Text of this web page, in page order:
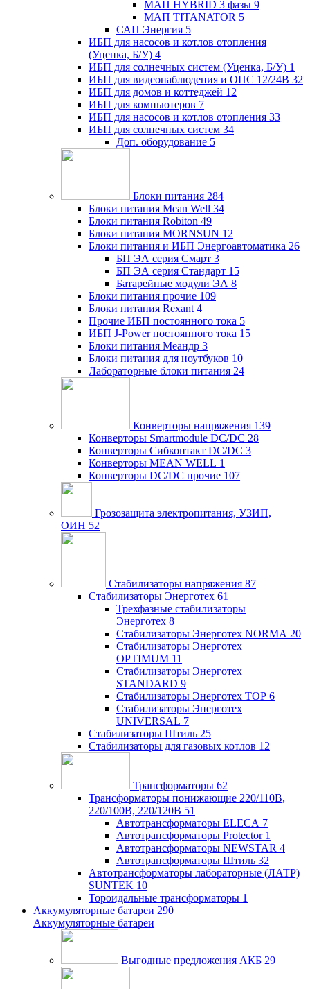
МАП HYBRID 3 фазы 9
МАП TITANATOR 5
САП Энергия 5
ИБП для насосов и котлов отопления
(Уценка, Б/У) 4
ИБП для солнечных систем (Уценка, Б/У) 1
ИБП для видеонаблюдения и ОПС 12/24В 32
ИБП для домов и коттеджей 12
ИБП для компьютеров 7
ИБП для насосов и котлов отопления 33
ИБП для солнечных систем 34
Доп. оборудование 5
Блоки питания 284
Блоки питания Mean Well 34
Блоки питания Robiton 49
Блоки питания MORNSUN 12
Блоки питания и ИБП Энергоавтоматика 26
БП ЭА серия Смарт 3
БП ЭА серия Стандарт 15
Батарейные модули ЭА 8
Блоки питания прочие 109
Блоки питания Rexant 4
Прочие ИБП постоянного тока 5
ИБП J-Power постоянного тока 15
Блоки питания Меандр 3
Блоки питания для ноутбуков 10
Лабораторные блоки питания 24
Конверторы напряжения 139
Конверторы Smartmodule DC/DC 28
Конверторы Сибконтакт DC/DC 3
Конверторы MEAN WELL 1
Конверторы DC/DC прочие 107
Грозозащита электропитания, УЗИП,
ОИН 52
Стабилизаторы напряжения 87
Стабилизаторы Энерготех 61
Трехфазные стабилизаторы
Энерготех 8
Стабилизаторы Энерготех NORMA 20
Стабилизаторы Энерготех
OPTIMUM 11
Стабилизаторы Энерготех
STANDARD 9
Стабилизаторы Энерготех TOP 6
Стабилизаторы Энерготех
UNIVERSAL 7
Стабилизаторы Штиль 25
Стабилизаторы для газовых котлов 12
Трансформаторы 62
Трансформаторы понижающие 220/110В,
220/100В, 220/120В 51
Автотрансформаторы ELECA 7
Автотрансформаторы Protector 1
Автотрансформаторы NEWSTAR 4
Автотрансформаторы Штиль 32
Автотрансформаторы лабораторные (ЛАТР)
SUNTEK 10
Тороидальные трансформаторы 1
Аккумуляторные батареи 290
Аккумуляторные батареи
Выгодные предложения АКБ 29